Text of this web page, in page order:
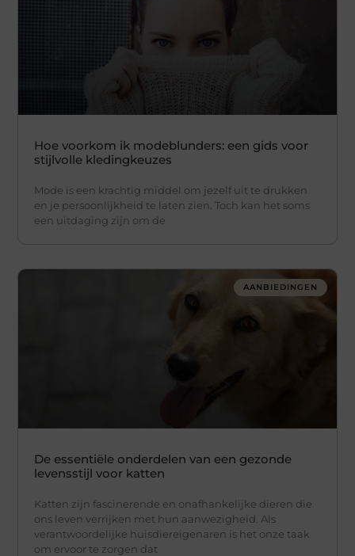
Hoe voorkom ik modeblunders: een gids voor
stijlvolle kledingkeuzes
Mode is een krachtig middel om jezelf uit te drukken
en je persoonlijkheid te laten zien. Toch kan het soms
een uitdaging zijn om de
AANBIEDINGEN
De essentiële onderdelen van een gezonde
levensstijl voor katten
Katten zijn fascinerende en onafhankelijke dieren die
ons leven verrijken met hun aanwezigheid. Als
verantwoordelijke huisdiereigenaren is het onze taak
om ervoor te zorgen dat